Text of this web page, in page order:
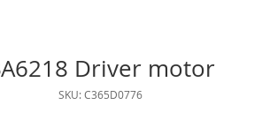
Driver motor
SKU: C365D0776